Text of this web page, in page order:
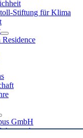
Stiftung für Klima
GmbH